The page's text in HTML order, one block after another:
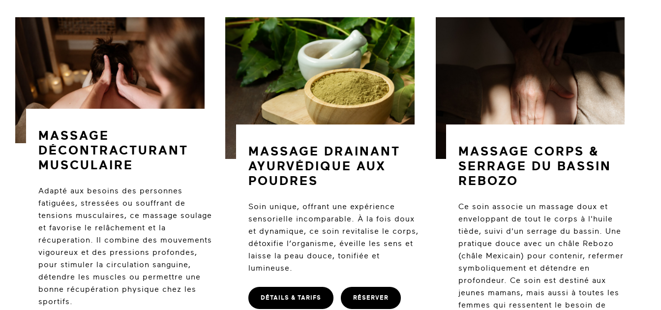
MASSAGE
DÉCONTRACTURANT
MUSCULAIRE
Adapté aux besoins des personnes
fatiguées, stressées ou souffrant de
tensions musculaires, ce massage soulage
et favorise le relâchement et la
récuperation. Il combine des mouvements
vigoureux et des pressions profondes,
pour stimuler la circulation sanguine,
détendre les muscles ou permettre une
bonne récupération physique chez les
sportifs.
MASSAGE DRAINANT
AYURVÉDIQUE AUX
POUDRES
Soin unique, offrant une expérience
sensorielle incomparable. À la fois doux
et dynamique, ce soin revitalise le corps,
détoxifie l’organisme, éveille les sens et
laisse la peau douce, tonifiée et
lumineuse.
DÉTAILS & TARIFS RÉSERVER
MASSAGE CORPS &
SERRAGE DU BASSIN
REBOZO
Ce soin associe un massage doux et
enveloppant de tout le corps à l'huile
tiède, suivi d'un serrage du bassin. Une
pratique douce avec un châle Rebozo
(châle Mexicain) pour contenir, refermer
symboliquement et détendre en
profondeur. Ce soin est destiné aux
jeunes mamans, mais aussi à toutes les
femmes qui ressentent le besoin de